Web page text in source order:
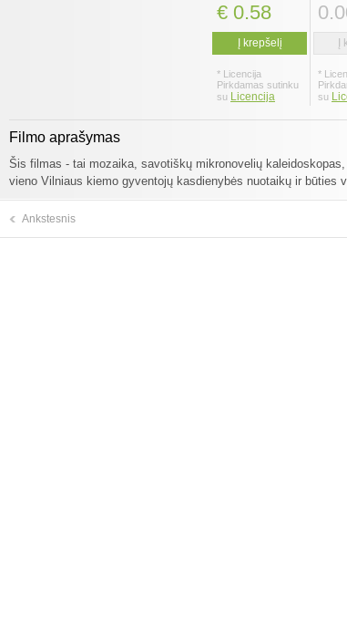
€ 0.58
Į krepšelį
* Licencija
Pirkdamas sutinku
su Licencija
*
su
Filmo aprašymas
Šis filmas - tai mozaika, savotiškų mikronovelių
vieno Vilniaus kiemo gyventojų kasdienybės nuotaikų ir būties
Ankstesnis